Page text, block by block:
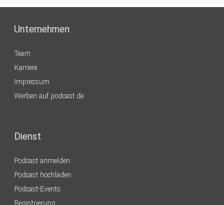
Unternehmen
Team
Karriere
Impressum
Werben auf podcast.de
Dienst
Podcast anmelden
Podcast hochladen
Podcast-Events
Registrierung